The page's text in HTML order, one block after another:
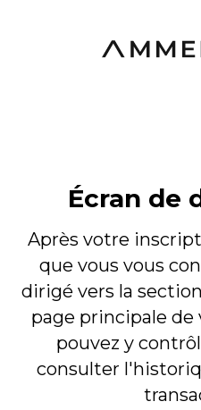
Écran de
Après votre
que vous vous
dirigé vers la
page principale de
pouvez y
consulter